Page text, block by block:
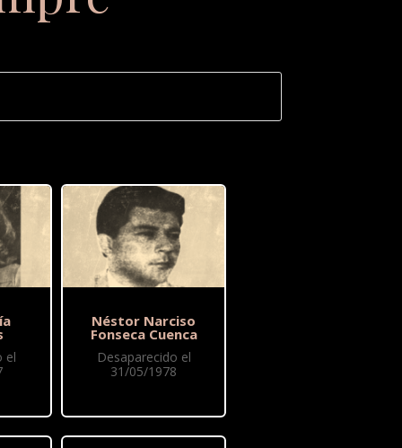
el
Néstor Narciso
Fonseca Cuenca
Desaparecido el
31/05/1978